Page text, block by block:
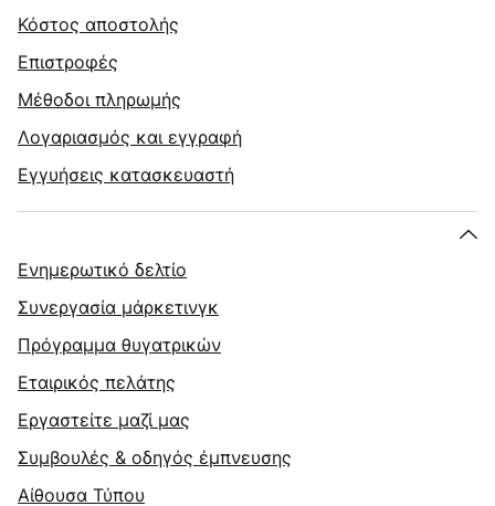
Κόστος αποστολής
Επιστροφές
Μέθοδοι πληρωμής
Λογαριασμός και εγγραφή
Εγγυήσεις κατασκευαστή
Ενημερωτικό δελτίο
Συνεργασία μάρκετινγκ
Πρόγραμμα θυγατρικών
Εταιρικός πελάτης
Εργαστείτε μαζί μας
Συμβουλές & οδηγός έμπνευσης
Αίθουσα Τύπου